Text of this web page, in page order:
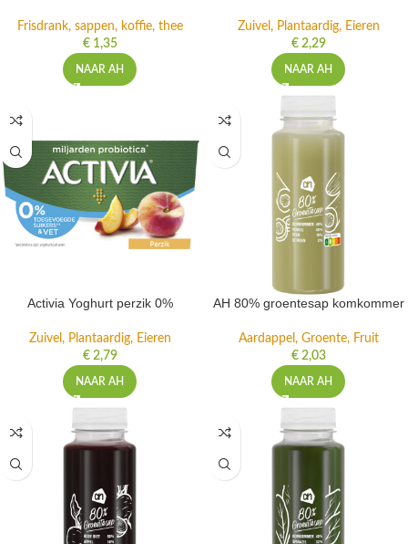
Frisdrank, sappen, koffie, thee
€1,35
NAAR AH
Zuivel, Plantaardig, Eieren
€2,29
NAAR AH
Activia Yoghurt perzik 0%
Zuivel, Plantaardig, Eieren
€2,79
NAAR AH
AH 80% groentesap komkommer
Aardappel, Groente, Fruit
€2,03
NAAR AH